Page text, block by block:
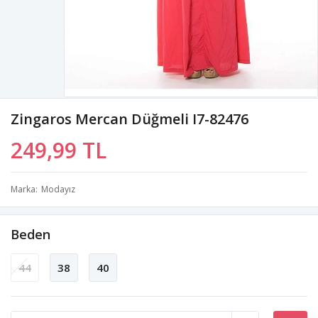
Zingaros Mercan Düğmeli I7-82476
249,99 TL
Marka Modayız
Beden
44 38 40